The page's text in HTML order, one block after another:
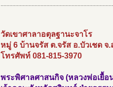
............................................................................
วัดเขาศาลาอตุลฐานะจาโร
หมู่ 6 บ้านจรัส ต.จรัส อ.บัวเชด จ
โทรศัพท์ 081-815-3970
พระพิศาลศาสนกิจ (หลวงพ่อเยื้อ